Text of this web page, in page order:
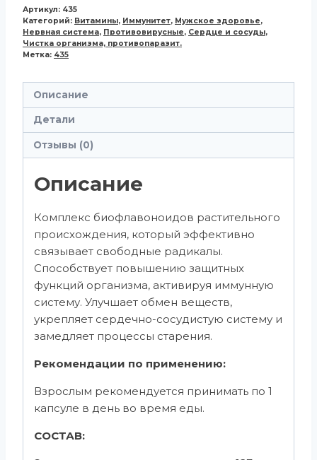
Артикул: 435
Категорий: Витамины, Иммунитет, Мужское здоровье,
Нервная система, Противовирусные, Сердце и сосуды,
Чистка организма, противопаразит.
Метка: 435
Описание
Детали
Отзывы (0)
Описание
Комплекс биофлавоноидов растительного
происхождения, который эффективно
связывает свободные радикалы.
Способствует повышению защитных
функций организма, активируя иммунную
систему. Улучшает обмен веществ,
укрепляет сердечно-сосудистую систему и
замедляет процессы старения.
Рекомендации по применению:
Взрослым рекомендуется принимать по 1
капсуле в день во время еды.
СОСТАВ: